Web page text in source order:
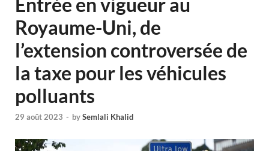
Royaume-Uni, de
l’extension controversée de
la taxe pour les véhicules
polluants
29 août 2023 - bySemlali Khalid